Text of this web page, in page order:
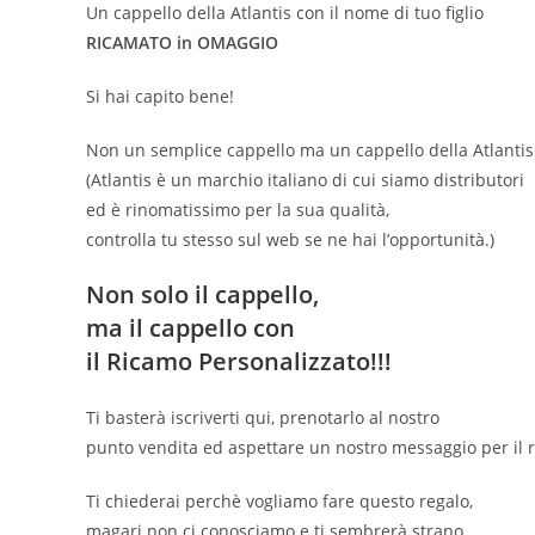
Un cappello della Atlantis con il nome di tuo figlio
RICAMATO in OMAGGIO
Si hai capito bene!
Non un semplice cappello ma un cappello della
(Atlantis è un marchio italiano di cui siamo distributori
ed è rinomatissimo per la sua qualità,
controlla tu stesso sul web se ne hai l’opportunità.)
Non solo il cappello,
ma il cappello con
il Ricamo Personalizzato!!!
Ti basterà iscriverti qui, prenotarlo al nostro
punto vendita ed aspettare un nostro messaggio per il
Ti chiederai perchè vogliamo fare questo regalo,